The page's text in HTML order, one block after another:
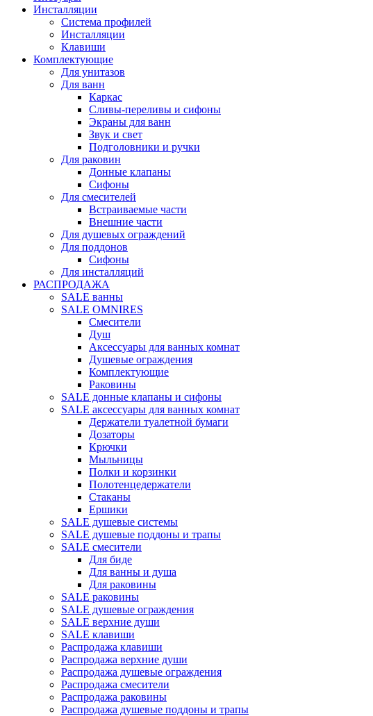
Инсталляции
Система профилей
Инсталляции
Клавиши
Комплектующие
Для унитазов
Для ванн
Каркас
Сливы-переливы и сифоны
Экраны для ванн
Звук и свет
Подголовники и ручки
Для раковин
Донные клапаны
Сифоны
Для смесителей
Встраиваемые части
Внешние части
Для душевых ограждений
Для поддонов
Сифоны
Для инсталляций
РАСПРОДАЖА
SALE ванны
SALE OMNIRES
Смесители
Душ
Аксессуары для ванных комнат
Душевые ограждения
Комплектующие
Раковины
SALE донные клапаны и сифоны
SALE аксессуары для ванных комнат
Держатели туалетной бумаги
Дозаторы
Крючки
Мыльницы
Полки и корзинки
Полотенцедержатели
Стаканы
Ершики
SALE душевые системы
SALE душевые поддоны и трапы
SALE смесители
Для биде
Для ванны и душа
Для раковины
SALE раковины
SALE душевые ограждения
SALE верхние души
SALE клавиши
Распродажа клавиши
Распродажа верхние души
Распродажа душевые ограждения
Распродажа смесители
Распродажа раковины
Распродажа душевые поддоны и трапы